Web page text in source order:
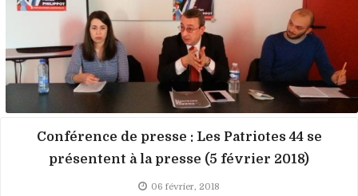
Conférence de presse : Les Patriotes 44 se
présentent à la presse (5 février 2018)
06 février, 2018